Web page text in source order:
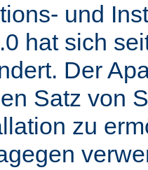
und
hat sich
Der
Satz von
zu